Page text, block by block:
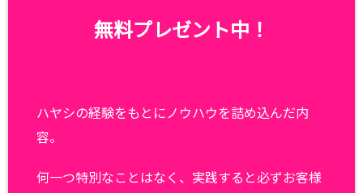
無料プレゼント中！
ハヤシの経験をもとにノウハウを詰め込んだ内
容。
何一つ特別なことはなく、実践すると必ずお客様